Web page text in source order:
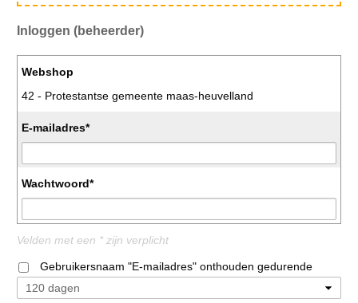
Inloggen (beheerder)
Webshop
42 - Protestantse gemeente maas-heuvelland
E-mailadres*
Wachtwoord*
Velden met een * zijn verplicht
Gebruikersnaam "E-mailadres" onthouden gedurende